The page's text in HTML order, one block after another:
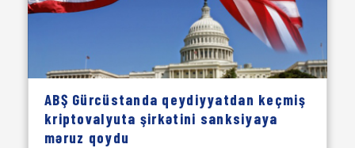
ABŞ Gürcüstanda qeydiyyatdan keçmiş
kriptovalyuta şirkətini sanksiyaya
məruz qoydu